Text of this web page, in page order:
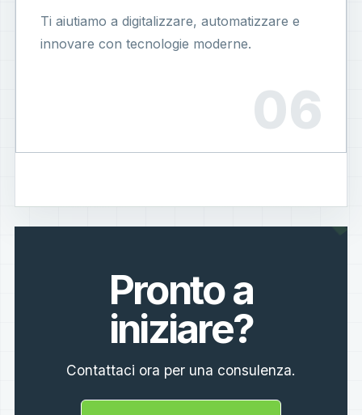
Ti aiutiamo a digitalizzare, automatizzare e
innovare con tecnologie moderne.
Pronto a
iniziare?
Contattaci ora per una consulenza.